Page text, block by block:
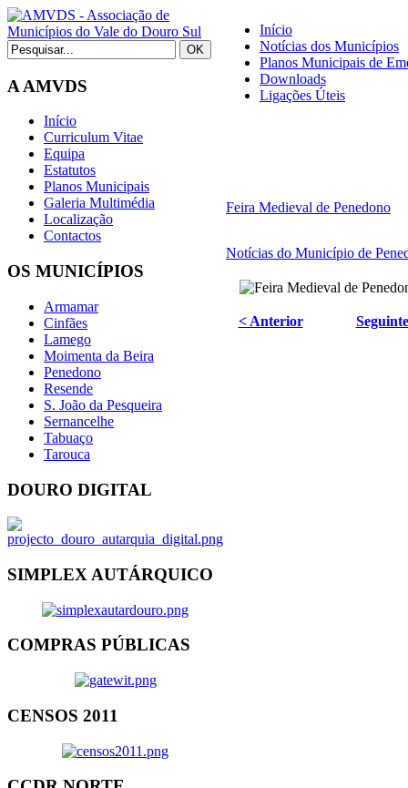
A AMVDS
Início
Curriculum Vitae
Equipa
Estatutos
Planos Municipais
Galeria Multimédia
Localização
Contactos
OS MUNICÍPIOS
Armamar
Cinfães
Lamego
Moimenta da Beira
Penedono
Resende
S. João da Pesqueira
Sernancelhe
Tabuaço
Tarouca
DOURO DIGITAL
SIMPLEX AUTÁRQUICO
COMPRAS PÚBLICAS
CENSOS 2011
Início
Notícias dos Municípios
Planos Municipais de
Downloads
Ligações Úteis
Feira Medieval de Penedono
Notícias do Município de
< Anterior